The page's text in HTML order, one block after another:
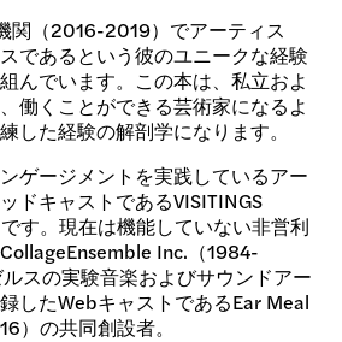
関（2016-2019）でアーティス
であるという彼のユニークな経験
んでいます。この本は、私立およ
働くことができる芸術家になるよ
した経験の解剖学になります。
ゲージメントを実践しているアー
ドキャストであるVISITINGS
す。現在は機能していない非営利
Inc.（1984-
スの実験音楽およびサウンドアー
したWebキャストであるEar Meal
）の共同創設者。